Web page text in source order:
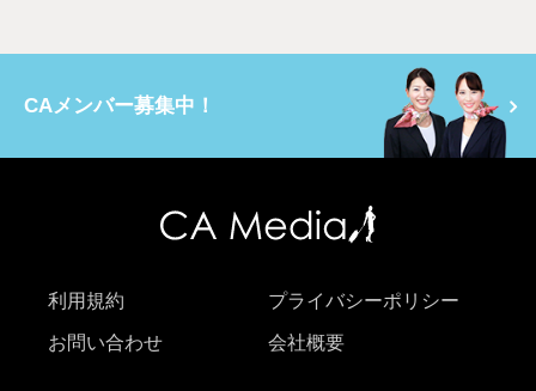
CAメンバー募集中！
利用規約 プライバシーポリシー
お問い合わせ 会社概要